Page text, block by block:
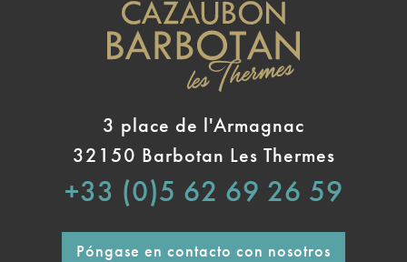
3 place de l'Armagnac
32150 Barbotan Les Thermes
+33 (0)5 62 69 26 59
Póngase en contacto con nosotros